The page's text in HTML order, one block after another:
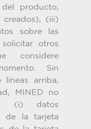
producto,
creados), (iii)
sobre las
otros
considere
Sin
arriba,
MINED no
(i) datos
de la tarjeta